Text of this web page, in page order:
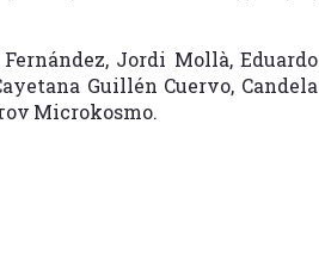
Jordi Mollà, Eduardo
Guillén Cuervo, Candela
Microkosmo.